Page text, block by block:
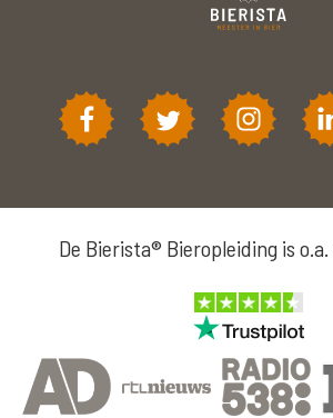
De Bierista® Bieropleiding is